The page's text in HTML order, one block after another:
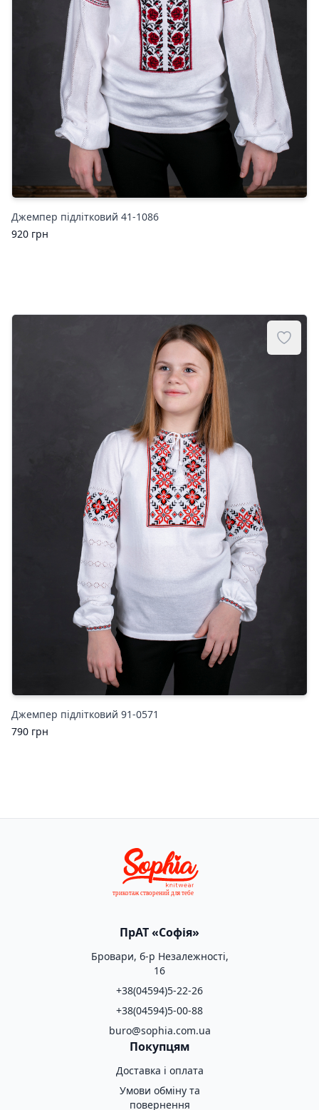
Джемпер підлітковий 41-1086
920 грн
Джемпер підлітковий 91-0571
790 грн
ПрАТ «Софія»
Бровари, б-р Незалежності,
16
+38(04594)5-22-26
+38(04594)5-00-88
buro@sophia.com.ua
Покупцям
Доставка і оплата
Умови обміну та
повернення